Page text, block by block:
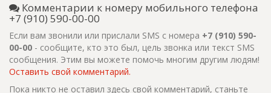
Комментарии к номеру мобильного телефона
+7 (910) 590-00-00
Если вам звонили или прислали SMS с номера +7 (910) 590-
00-00 - сообщите, кто это был, цель звонка или текст SMS
сообщения. Этим вы можете помочь многим другим людям!
Оставить свой комментарий.
Пока никто не оставил здесь свой комментарий, станьте